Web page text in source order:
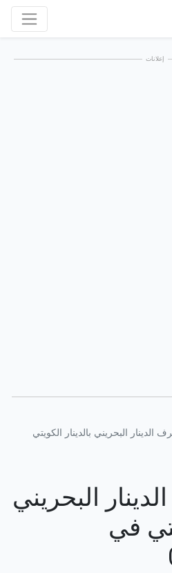
إعلانات
الدينار البحريني بالدينار الكويتي
البحريني
في